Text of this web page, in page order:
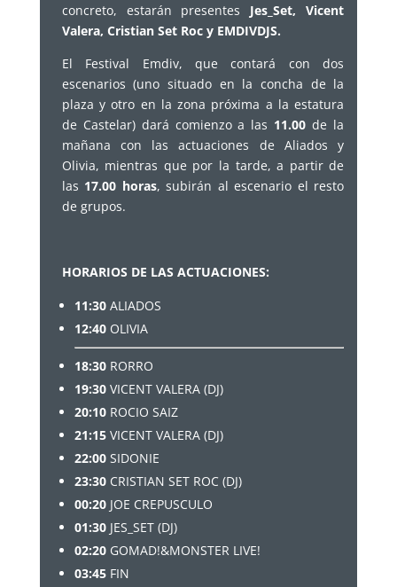
concreto, estarán presentes Jes_Set, Vicent
Valera, Cristian Set Roc y EMDIVDJS.
El Festival Emdiv, que contará con dos
escenarios (uno situado en la concha de la
plaza y otro en la zona próxima a la estatura
de Castelar) dará comienzo a las 11.00 de la
mañana con las actuaciones de Aliados y
Olivia, mientras que por la tarde, a partir de
las 17.00 horas, subirán al escenario el resto
de grupos.
HORARIOS DE LAS ACTUACIONES:
11:30ALIADOS
12:40OLIVIA
18:30RORRO
19:30VICENT VALERA (DJ)
20:10ROCIO SAIZ
21:15VICENT VALERA (DJ)
22:00SIDONIE
23:30CRISTIAN SET ROC (DJ)
00:20JOE CREPUSCULO
01:30JES_SET (DJ)
02:20GOMAD!&MONSTER LIVE!
03:45FIN